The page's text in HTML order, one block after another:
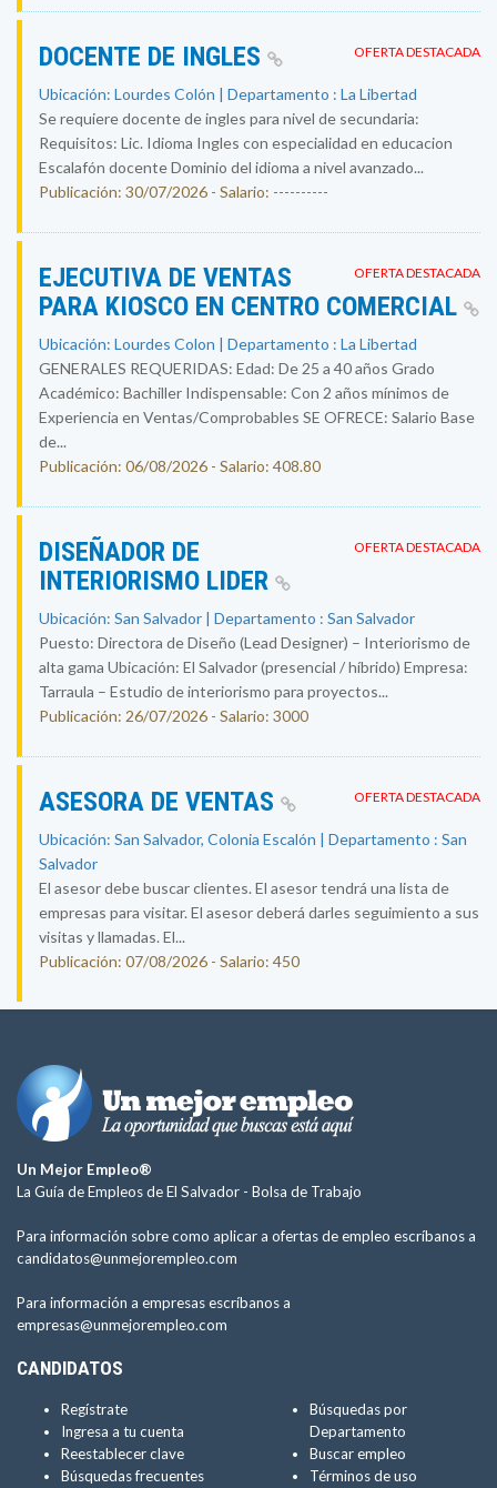
OFERTA DESTACADA
DOCENTE DE INGLES
Ubicación: Lourdes Colón | Departamento : La Libertad
Se requiere docente de ingles para nivel de secundaria:
Requisitos: Lic. Idioma Ingles con especialidad en educacion
Escalafón docente Dominio del idioma a nivel avanzado...
Publicación: 30/07/2026 - Salario: ----------
OFERTA DESTACADA
EJECUTIVA DE VENTAS
PARA KIOSCO EN CENTRO COMERCIAL
Ubicación: Lourdes Colon | Departamento : La Libertad
GENERALES REQUERIDAS: Edad: De 25 a 40 años Grado
Académico: Bachiller Indispensable: Con 2 años mínimos de
Experiencia en Ventas/Comprobables SE OFRECE: Salario Base
de...
Publicación: 06/08/2026 - Salario: 408.80
OFERTA DESTACADA
DISEÑADOR DE
INTERIORISMO LIDER
Ubicación: San Salvador | Departamento : San Salvador
Puesto: Directora de Diseño (Lead Designer) – Interiorismo de
alta gama Ubicación: El Salvador (presencial / híbrido) Empresa:
Tarraula – Estudio de interiorismo para proyectos...
Publicación: 26/07/2026 - Salario: 3000
OFERTA DESTACADA
ASESORA DE VENTAS
Ubicación: San Salvador, Colonia Escalón | Departamento : San
Salvador
El asesor debe buscar clientes. El asesor tendrá una lista de
empresas para visitar. El asesor deberá darles seguimiento a sus
visitas y llamadas. El...
Publicación: 07/08/2026 - Salario: 450
Un Mejor Empleo®
La Guía de Empleos de El Salvador - Bolsa de Trabajo
Para información sobre como aplicar a ofertas de empleo escríbanos a
candidatos@unmejorempleo.com
Para información a empresas escríbanos a
empresas@unmejorempleo.com
CANDIDATOS
Regístrate
Ingresa a tu cuenta
Reestablecer clave
Búsquedas frecuentes
Búsquedas por
Departamento
Buscar empleo
Términos de uso